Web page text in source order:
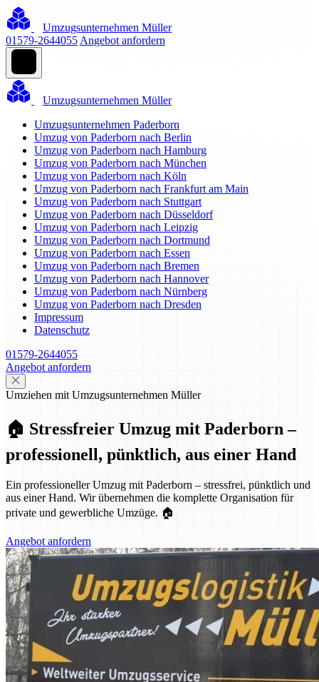
Umzugsunternehmen Müller
01579-2644055 Angebot anfordern
Umzugsunternehmen Müller
Umzugsunternehmen Paderborn
Umzug von Paderborn nach Berlin
Umzug von Paderborn nach Hamburg
Umzug von Paderborn nach München
Umzug von Paderborn nach Köln
Umzug von Paderborn nach Frankfurt am Main
Umzug von Paderborn nach Stuttgart
Umzug von Paderborn nach Düsseldorf
Umzug von Paderborn nach Leipzig
Umzug von Paderborn nach Dortmund
Umzug von Paderborn nach Essen
Umzug von Paderborn nach Bremen
Umzug von Paderborn nach Hannover
Umzug von Paderborn nach Nürnberg
Umzug von Paderborn nach Dresden
Impressum
Datenschutz
01579-2644055
Angebot anfordern
Umziehen mit Umzugsunternehmen Müller
🏠 Stressfreier Umzug mit Paderborn –
professionell, pünktlich, aus einer Hand
Ein professioneller Umzug mit Paderborn – stressfrei, pünktlich und
aus einer Hand. Wir übernehmen die komplette Organisation für
private und gewerbliche Umzüge. 🏠
Angebot anfordern